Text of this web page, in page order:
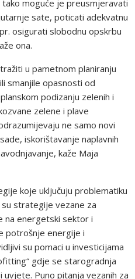
moguće je preusmjeravati
sate, poticati adekvatnu
osigurati slobodnu opskrbu
ona.
u pametnom planiranju
smanjile opasnosti od
podizanju zelenih i
zelene i plave
ne samo novi
iskorištavanje naplavnih
kaže Maja
koje uključuju problematiku
strategije vezane za
na energetski sektor i
potrošnje energije i
su pomaci u investicijama
gdje se starogradnja
Puno pitanja vezanih za